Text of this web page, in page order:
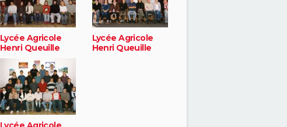
Lycée Agricole
Henri Queuille
Lycée Agricole
Henri Queuille